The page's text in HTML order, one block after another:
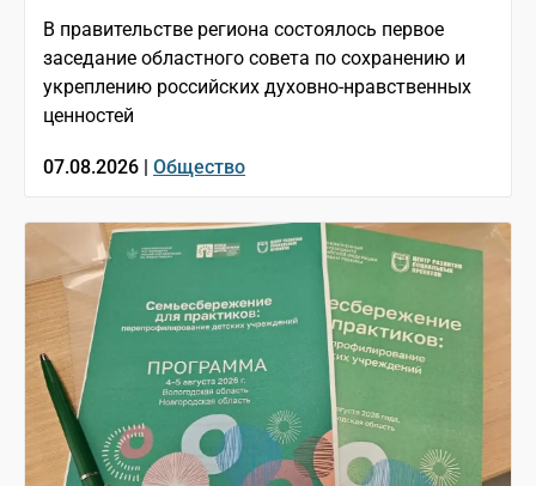
В правительстве региона состоялось первое
заседание областного совета по сохранению и
укреплению российских духовно-нравственных
ценностей
07.08.2026 | Общество